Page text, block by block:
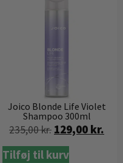
Joico Blonde Life Violet
Shampoo 300ml
235,00kr. 129,00 kr.
Tilføj til kurv